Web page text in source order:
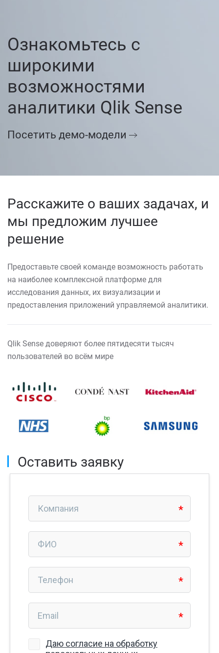
Ознакомьтесь с
широкими
возможностями
аналитики Qlik Sense
Посетить демо-модели
Расскажите о ваших задачах, и
мы предложим лучшее
решение
Предоставьте своей команде возможность работать
на наиболее комплексной платформе для
исследования данных, их визуализации и
предоставления приложений управляемой аналитики.
Qlik Sense доверяют более пятидесяти тысяч
пользователей во всём мире
Оставить заявку